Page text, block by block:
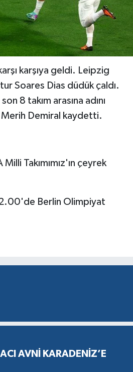
karşıya geldi. Leipzig
Soares Dias düdük çaldı.
8 takım arasına adını
Merih Demiral kaydetti.
Takımımız'ın çeyrek
Berlin Olimpiyat
AVNİ KARADENİZ’E